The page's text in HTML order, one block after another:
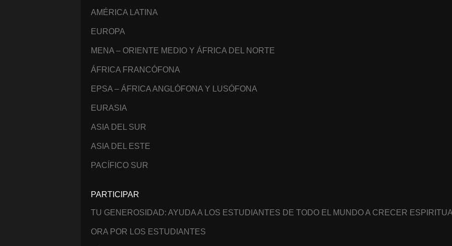
AMÉRICA LATINA
EUROPA
MENA – ORIENTE MEDIO Y ÁFRICA DEL NORTE
ÁFRICA FRANCÓFONA
EPSA – ÁFRICA ANGLÓFONA Y LUSÓFONA
EURASIA
ASIA DEL SUR
ASIA DEL ESTE
PACÍFICO SUR
PARTICIPAR
TU GENEROSIDAD: AYUDA A LOS ESTUDIANTES DE TODO EL MUNDO A CRECER
ORA POR LOS ESTUDIANTES